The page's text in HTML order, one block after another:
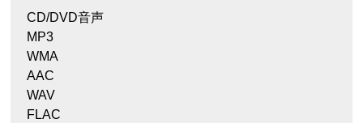
CD/DVD音声
MP3
WMA
AAC
WAV
FLAC